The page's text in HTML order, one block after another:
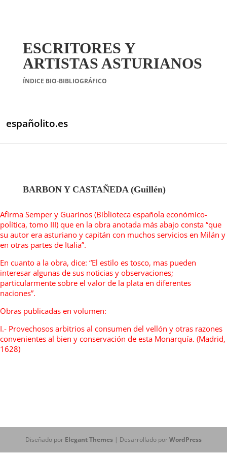
ESCRITORES Y
ARTISTAS ASTURIANOS
ÍNDICE BIO-BIBLIOGRÁFICO
españolito.es
BARBON Y CASTAÑEDA (Guillén)
Afirma Semper y Guarinos (Biblioteca española económico-
política, tomo III) que en la obra anotada más abajo consta “que
su autor era asturiano y capitán con muchos servicios en Milán y
en otras partes de Italia”.
En cuanto a la obra, dice: “El estilo es tosco, mas pueden
interesar algunas de sus noticias y observaciones;
particularmente sobre el valor de la plata en diferentes
naciones”.
Obras publicadas en volumen:
I.- Provechosos arbitrios al consumen del vellón y otras razones
convenientes al bien y conservación de esta Monarquía. (Madrid,
1628)
Diseñado por Elegant Themes| Desarrollado porWordPress